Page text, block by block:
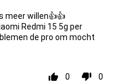
meer willen👍👍
Redmi 15 5g per
de pro om mocht
0 0